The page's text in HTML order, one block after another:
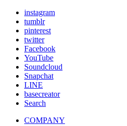
instagram
tumblr
pinterest
twitter
Facebook
YouTube
Soundcloud
Snapchat
LINE
basecreator
Search
COMPANY